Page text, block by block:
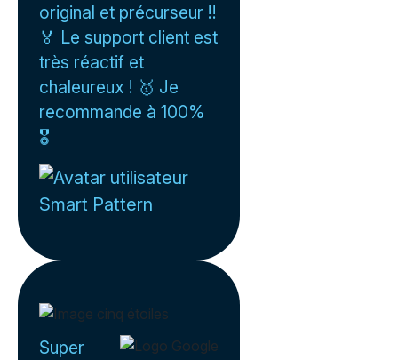
original et précurseur !!
🏅 Le support client est
très réactif et
chaleureux ! 🥇 Je
recommande à 100%
🎖️
Smart Pattern
Super